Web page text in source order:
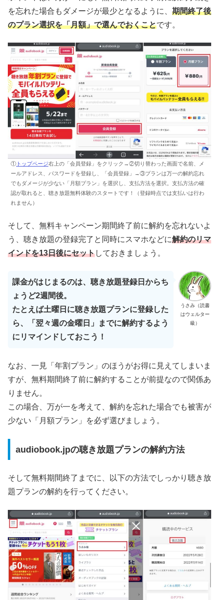
を忘れた場合もダメージが最少となるように、 期間終了後
のプラン選択を「月額」で選んでおくことです。
① トップページ右上の「会員登録」をクリック→②切り替わった画面で名前、メ
ールアドレス、パスワードを登録し、「会員登録」→③プランは万一の解約忘れ
でもダメージが少ない「月額プラン」を選択し、支払方法を選択。支払方法の確
認が取れると、聴き放題無料体験のスタートです！（登録時点では支払いは行わ
れません）
そして、無料キャンペーン期間終了前に解約を忘れないよ
う、聴き放題の登録完了と同時にスマホなどに解約のリマ
インドを13日後にセットしておきましょう。
うさみ（読書
はウェルター
級）
課金がはじまるのは、聴き放題登録日からち
ょうど2週間後。
たとえば土曜日に聴き放題プランに登録した
ら、「翌々週の金曜日」までに解約するよう
にリマインドしておこう！
なお、一見「年割プラン」のほうがお得に見えてしまいま
すが、無料期間終了前に解約することが前提なので関係あ
りません。
この場合、万が一を考えて、解約を忘れた場合でも被害が
少ない「月額プラン」を必ず選びましょう。
audiobook.jpの聴き放題プランの解約方法
そして無料期間終了までに、以下の方法でしっかり聴き放
題プランの解約を行ってください。